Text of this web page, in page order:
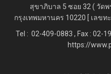
สุขาภิบาล 5 ซอย 32 ( วัด
กรุงเทพมหานคร 10220 [ เลขท
Tel : 02-409-0883 , Fax : 02-
https://